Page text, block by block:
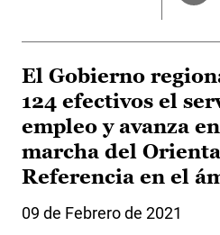
El Gobierno
124 efectivos el
empleo y avanza
marcha del
Referencia en el
09 de Febrero de 2021